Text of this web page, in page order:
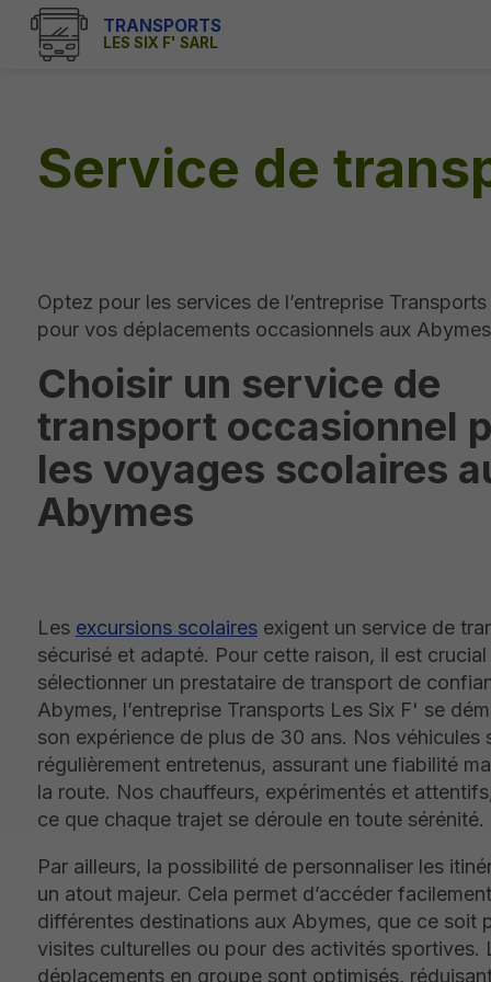
TRANSPORTS
LES SIX F' SARL
Service de
Optez pour les services de l’entreprise
pour vos déplacements occasionnels aux
Choisir un service de
transport occasionnel
les voyages scolaires
Abymes
Les excursions scolairesexigent un service de
sécurisé et adapté. Pour cette raison, il est crucial
sélectionner un prestataire de transport de
Abymes, l’entreprise Transports Les Six F' se
son expérience de plus de 30 ans. Nos véhicules
régulièrement entretenus, assurant une fiabilité
la route. Nos chauffeurs, expérimentés et
ce que chaque trajet se déroule en toute sérénité.
Par ailleurs, la possibilité de personnaliser les
un atout majeur. Cela permet d’accéder
différentes destinations aux Abymes, que ce soit
visites culturelles ou pour des activités sportives.
déplacements en groupe sont optimisés,